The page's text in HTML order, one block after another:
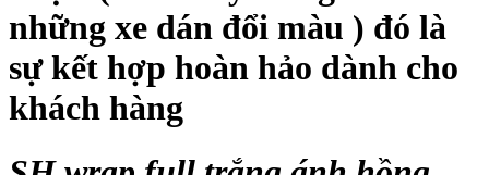
những xe dán đổi màu ) đó là
sự kết hợp hoàn hảo dành cho
khách hàng